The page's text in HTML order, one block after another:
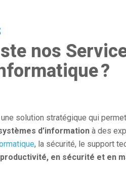
nos
?
solution stratégique qui
d’information à des
, la sécurité, le support
productivité, en sécurité et en